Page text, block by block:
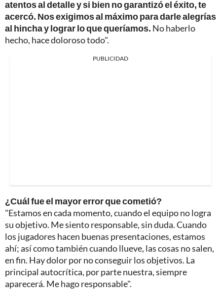
atentos al detalle y si bien no garantizó el éxito, te
acercó. Nos exigimos al máximo para darle alegrías
al hincha y lograr lo que queríamos. No haberlo
hecho, hace doloroso todo".
PUBLICIDAD
¿Cuál fue el mayor error que cometió?
"Estamos en cada momento, cuando el equipo no logra
su objetivo. Me siento responsable, sin duda. Cuando
los jugadores hacen buenas presentaciones, estamos
ahí; así como también cuando llueve, las cosas no salen,
en fin. Hay dolor por no conseguir los objetivos. La
principal autocrítica, por parte nuestra, siempre
aparecerá. Me hago responsable".